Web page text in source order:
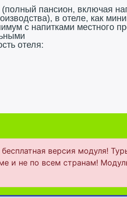
пансион, включая
в отеле, как
с напитками местного
отеля: